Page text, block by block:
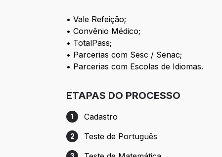
• Vale Refeição;
• Convênio Médico;
• TotalPass;
• Parcerias com Sesc / Senac;
• Parcerias com Escolas de Idiomas.
ETAPAS DO PROCESSO
Etapa 1: Cadastro
1 Cadastro
Etapa 2: Teste de Português
2 Teste de Português